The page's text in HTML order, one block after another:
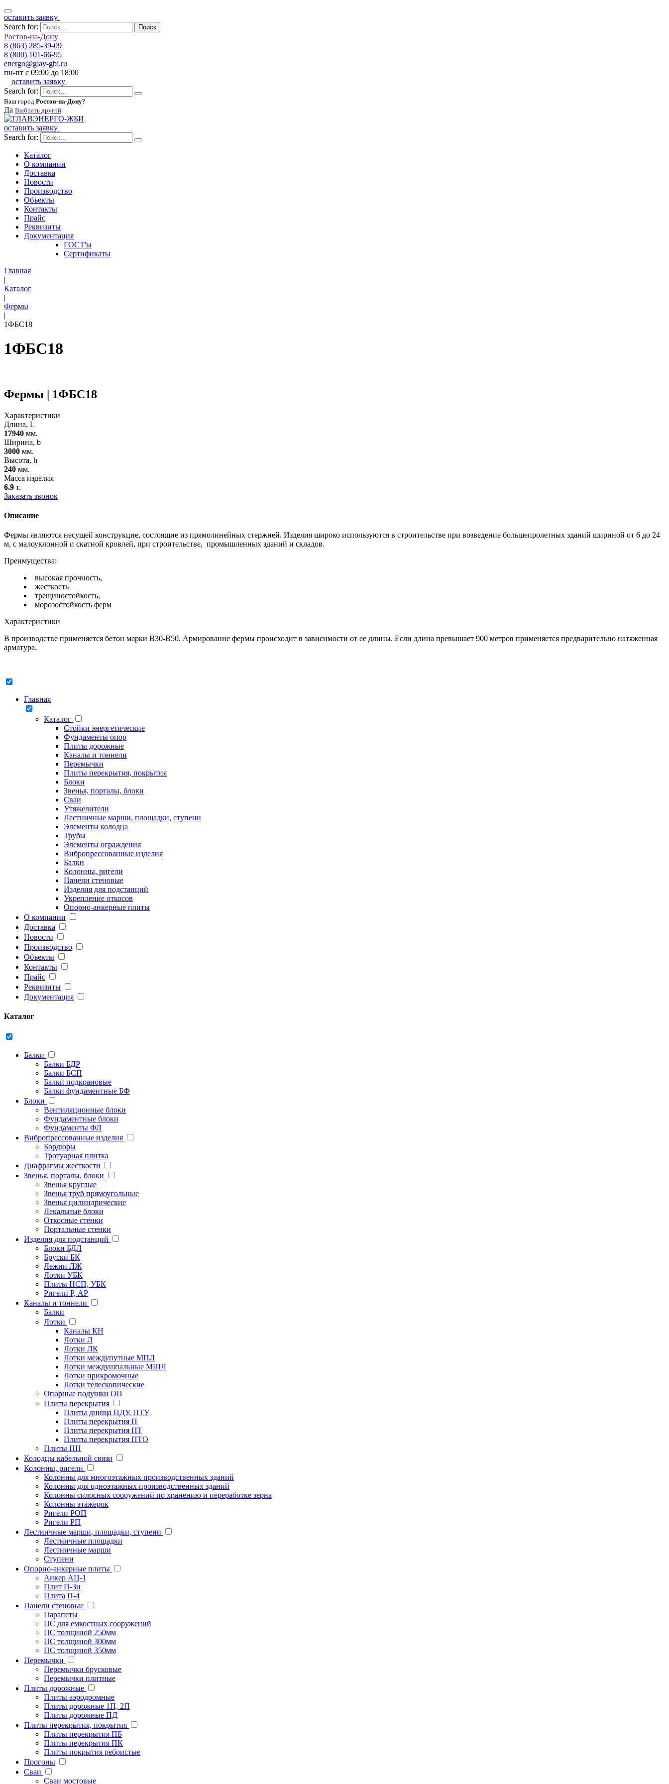
оставить заявку
Search for:
Поиск
Ростов-на-Дону
8 (863) 285-39-09
8 (800) 101-66-95
energo@glav-gbi.ru
пн-пт с 09:00 до 18:00
оставить заявку
Search for:
Ваш город Ростов-на-Дону?
Да Выбрать другой
оставить заявку
Search for:
Каталог
О компании
Доставка
Новости
Производство
Объекты
Контакты
Прайс
Реквизиты
Документация
ГОСТ'ы
Сертификаты
Главная
|
Каталог
|
Фермы
|
1ФБС18
1ФБС18
Фермы | 1ФБС18
Характеристики
Длина, L
17940 мм.
Ширина, b
3000 мм.
Высота, h
240 мм.
Масса изделия
6.9 т.
Заказать звонок
Описание
Фермы являются несущей конструкцие, состоящие из прямолинейных стержней. Изделия широко используются в строительстве при возведение большепролетных зданий шириной от 6 до 24
м, с малоуклонной и скатной кровлей, при строительстве, промышленных зданий и складов.
Преимущества:
высокая прочность,
жесткость
трещиностойкость,
морозостойкость ферм
Характеристики
В производстве применяется бетон марки В30-В50. Армирование фермы происходит в зависимости от ее длины. Если длина превышает 900 метров применяется предварительно натяженная
арматура.
Главная
Каталог
Стойки энергетические
Фундаменты опор
Плиты дорожные
Каналы и тоннели
Перемычки
Плиты перекрытия, покрытия
Блоки
Звенья, порталы, блоки
Сваи
Утяжелители
Лестничные марши, площадки, ступени
Элементы колодца
Трубы
Элементы ограждения
Вибропрессованные изделия
Балки
Колонны, ригели
Панели стеновые
Изделия для подстанций
Укрепление откосов
Опорно-анкерные плиты
О компании
Доставка
Новости
Производство
Объекты
Контакты
Прайс
Реквизиты
Документация
Каталог
Балки
Балки БДР
Балки БСП
Балки подкрановые
Балки фундаментные БФ
Блоки
Вентиляционные блоки
Фундаментные блоки
Фундаменты ФЛ
Вибропрессованные изделия
Бордюры
Тротуарная плитка
Диафрагмы жесткости
Звенья, порталы, блоки
Звенья круглые
Звенья труб прямоугольные
Звенья цилиндрические
Лекальные блоки
Откосные стенки
Портальные стенки
Изделия для подстанций
Блоки БДЛ
Бруски БК
Лежни ЛЖ
Лотки УБК
Плиты НСП, УБК
Ригели Р, АР
Каналы и тоннели
Балки
Лотки
Каналы КН
Лотки Л
Лотки ЛК
Лотки междупутные МПЛ
Лотки междушпальные МШЛ
Лотки прикромочные
Лотки телескопические
Опорные подушки ОП
Плиты перекрытия
Плиты днища ПДУ, ПТУ
Плиты перекрытия П
Плиты перекрытия ПТ
Плиты перекрытия ПТО
Плиты ПП
Колодцы кабельной связи
Колонны, ригели
Колонны для многоэтажных производственных зданий
Колонны для одноэтажных производственных зданий
Колонны силосных сооружений по хранению и переработке зерна
Колонны этажерок
Ригели РОП
Ригели РП
Лестничные марши, площадки, ступени
Лестничные площадки
Лестничные марши
Ступени
Опорно-анкерные плиты
Анкер АЦ-1
Плит П-3и
Плита П-4
Панели стеновые
Парапеты
ПС для емкостных сооружений
ПС толщиной 250мм
ПС толщиной 300мм
ПС толщиной 350мм
Перемычки
Перемычки брусковые
Перемычки плитные
Плиты дорожные
Плиты аэродромные
Плиты дорожные 1П, 2П
Плиты дорожные ПД
Плиты перекрытия, покрытия
Плиты перекрытия ПБ
Плиты перекрытия ПК
Плиты покрытия ребристые
Прогоны
Сваи
Сваи мостовые